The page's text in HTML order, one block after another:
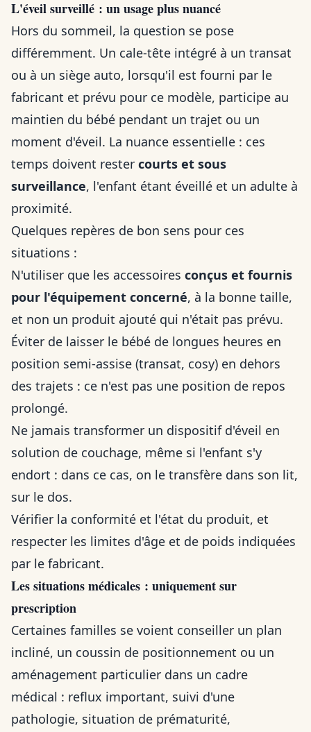
L'éveil surveillé : un usage plus nuancé
Hors du sommeil, la question se pose
différemment. Un cale-tête intégré à un transat
ou à un siège auto, lorsqu'il est fourni par le
fabricant et prévu pour ce modèle, participe au
maintien du bébé pendant un trajet ou un
moment d'éveil. La nuance essentielle : ces
temps doivent rester courts et sous
surveillance, l'enfant étant éveillé et un adulte à
proximité.
Quelques repères de bon sens pour ces
situations :
N'utiliser que les accessoires conçus et fournis
pour l'équipement concerné, à la bonne taille,
et non un produit ajouté qui n'était pas prévu.
Éviter de laisser le bébé de longues heures en
position semi-assise (transat, cosy) en dehors
des trajets : ce n'est pas une position de repos
prolongé.
Ne jamais transformer un dispositif d'éveil en
solution de couchage, même si l'enfant s'y
endort : dans ce cas, on le transfère dans son lit,
sur le dos.
Vérifier la conformité et l'état du produit, et
respecter les limites d'âge et de poids indiquées
par le fabricant.
Les situations médicales : uniquement sur
prescription
Certaines familles se voient conseiller un plan
incliné, un coussin de positionnement ou un
aménagement particulier dans un cadre
médical : reflux important, suivi d'une
pathologie, situation de prématurité,